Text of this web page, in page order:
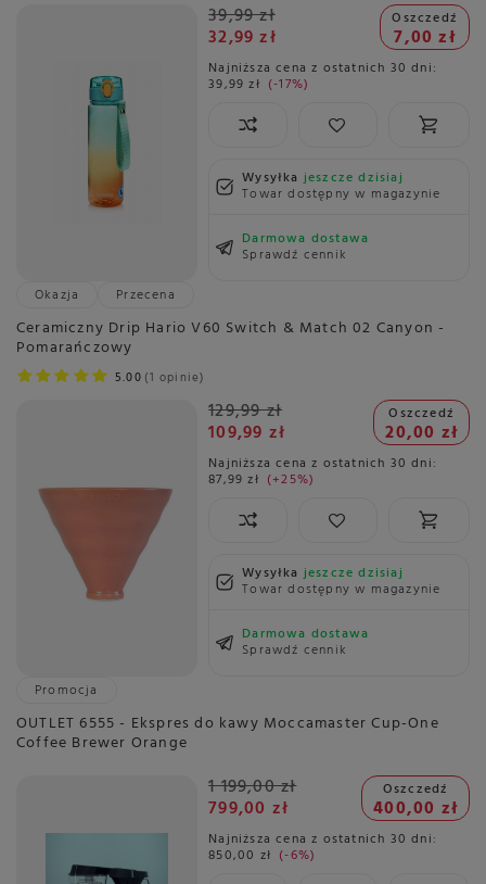
39,99 zł
32,99 zł
Oszczedź
7,00 zł
Najniższa cena z ostatnich 30 dni:
39,99 zł -17%
Wysyłkajeszcze dzisiaj
Towar dostępny w magazynie
Darmowa dostawa
Sprawdź cennik
Okazja
Przecena
Ceramiczny Drip Hario V60 Switch & Match 02 Canyon -
Pomarańczowy
5.00 1 opinie
129,99 zł
109,99 zł
Oszczedź
20,00 zł
Najniższa cena z ostatnich 30 dni:
87,99 zł +25%
Wysyłkajeszcze dzisiaj
Towar dostępny w magazynie
Darmowa dostawa
Sprawdź cennik
Promocja
OUTLET 6555 - Ekspres do kawy Moccamaster Cup-One
Coffee Brewer Orange
1 199,00 zł
799,00 zł
Oszczedź
400,00 zł
Najniższa cena z ostatnich 30 dni:
850,00 zł -6%